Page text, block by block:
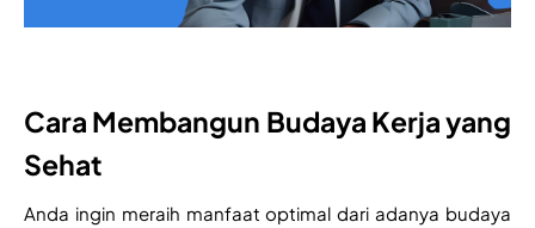
Cara Membangun Budaya Kerja yang
Sehat
Anda ingin meraih manfaat optimal dari adanya budaya